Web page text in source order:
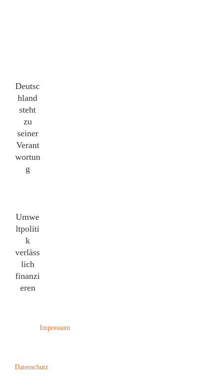
Deutsc
hland
steht
zu
seiner
Verant
wortun
g
Umwe
ltpoliti
k
verläss
lich
finanzi
eren
Impressum
Datenschutz